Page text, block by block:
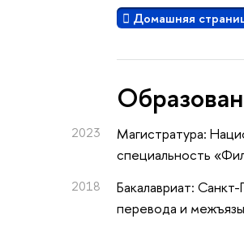
Домашняя
2023
Магистратура:
специальность
2018
Бакалавриат:
перевода и